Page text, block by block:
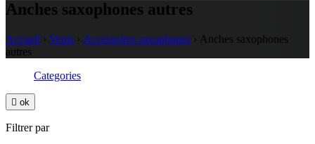
Anches saxophones autres
Accueil › Vents › Accessoires saxophones › Anches saxophones
autres
Categories
 ok
Filtrer par